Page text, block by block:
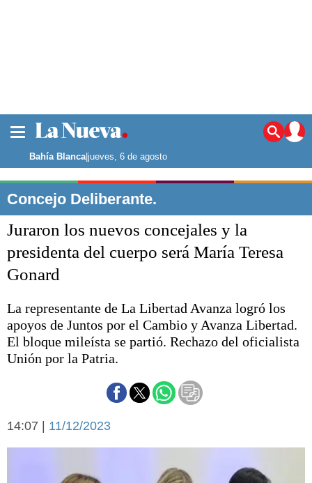
Noticias
La ciudad
Punta Alta
El país
El mundo
Seguridad
Opinión
Liga del Sur
Básquetbol
Fútbol
Cines
Economía y campo
Sociedad y tiempo
Sociedad
Bahía Blanca|jueves, 6 de agosto
Concejo Deliberante.
Juraron los nuevos concejales y la
presidenta del cuerpo será María Teresa
Gonard
La representante de La Libertad Avanza logró los
apoyos de Juntos por el Cambio y Avanza Libertad.
El bloque mileísta se partió. Rechazo del oficialista
Unión por la Patria.
14:07 | 11/12/2023